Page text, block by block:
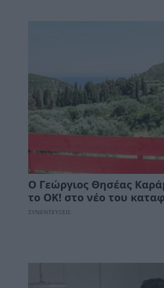
O Γεώργιος Θησέας
το ΟΚ! στο νέο του
ΣΥΝΕΝΤΕΥΞΕΙΣ